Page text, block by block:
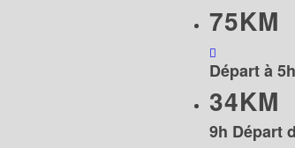
75KM
Départ à
34KM
9h Départ